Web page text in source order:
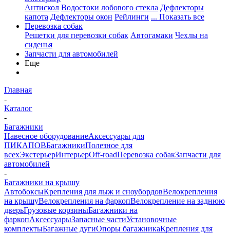
Антискол Водостоки лобового стекла Дефлекторы
капота Дефлекторы окон Рейлинги ... Показать все
Перевозка собак
Решетки для перевозки собак Автогамаки Чехлы на
сиденья
Запчасти для автомобилей
Еще
Главная
-
Каталог
-
Багажники
Навесное оборудованиеАксессуары для
ПИКАПОВБагажникиПолезное для
всехЭкстерьерИнтерьерOff-roadПеревозка собакЗапчасти для
автомобилей
-
Багажники на крышу
АвтобоксыКрепления для лыж и сноубордовВелокрепления
на крышуВелокрепления на фаркопВелокрепление на заднюю
дверьГрузовые корзиныБагажники на
фаркопАксессуарыЗапасные частиУстановочные
комплектыБагажные дугиОпоры багажникаКрепления для